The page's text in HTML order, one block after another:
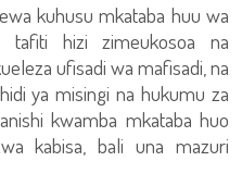
kuhusu mkataba huu wa
tafiti hizi zimeukosoa na
ufisadi wa mafisadi, na
ya misingi na hukumu za
kwamba mkataba huo
kabisa, bali una mazuri